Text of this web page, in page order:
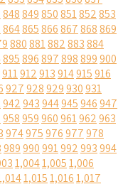
848849850851852853
864865866867868869
880881882883884
895896897898899900
911912913914915916
927928929930931
942943944945946947
958959960961962963
974975976977978
989990991992993994
1,0041,0051,006
1,0151,0161,017